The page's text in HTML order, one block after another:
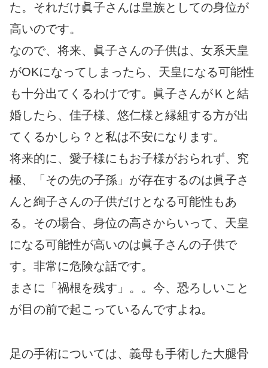
た。それだけ眞子さんは皇族としての身位が
高いのです。
なので、将来、眞子さんの子供は、女系天皇
がOKになってしまったら、天皇になる可能性
も十分出てくるわけです。眞子さんがＫと結
婚したら、佳子様、悠仁様と縁組する方が出
てくるかしら？と私は不安になります。
将来的に、愛子様にもお子様がおられず、究
極、「その先の子孫」が存在するのは眞子さ
んと絢子さんの子供だけとなる可能性もあ
る。その場合、身位の高さからいって、天皇
になる可能性が高いのは眞子さんの子供で
す。非常に危険な話です。
まさに「禍根を残す」。。今、恐ろしいこと
が目の前で起こっているんですよね。
足の手術については、義母も手術した大腿骨